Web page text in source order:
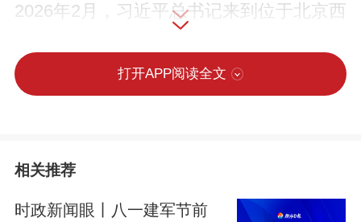
2026年2月，习近平总书记来到位于北京西
区。在这里，习近平总书记见到了3名快递
员。
正在吃“早午饭”，见到习近平总书记十分激
动。
打开APP阅读全文
相关推荐
时政新闻眼丨八一建军节前